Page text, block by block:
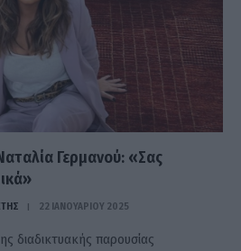
Γερμανού: «Σας
22 ΙΑΝΟΥΑΡΊΟΥ 2025
διαδικτυακής παρουσίας